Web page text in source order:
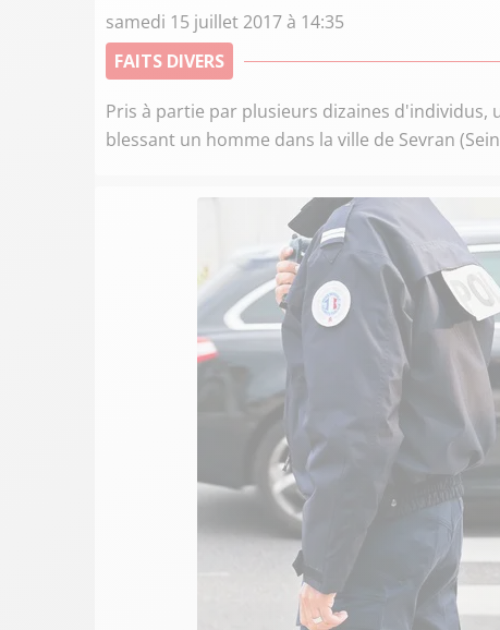
samedi 15 juillet 2017 à 14:35
FAITS DIVERS
Pris à partie par plusieurs dizaines d'individus,
blessant un homme dans la ville de Sevran